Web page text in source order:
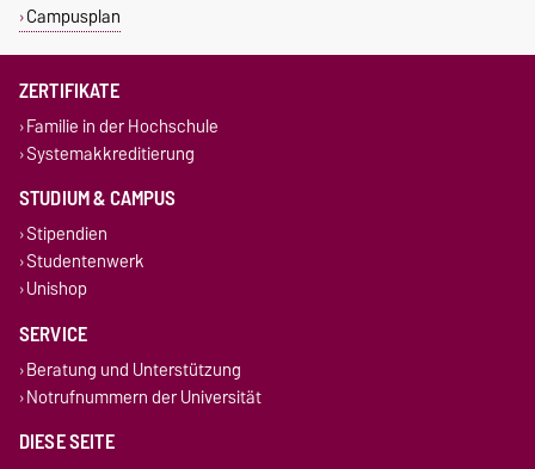
Campusplan
ZERTIFIKATE
Familie in der Hochschule
Systemakkreditierung
STUDIUM & CAMPUS
Stipendien
Studentenwerk
Unishop
SERVICE
Beratung und Unterstützung
Notrufnummern der Universität
DIESE SEITE